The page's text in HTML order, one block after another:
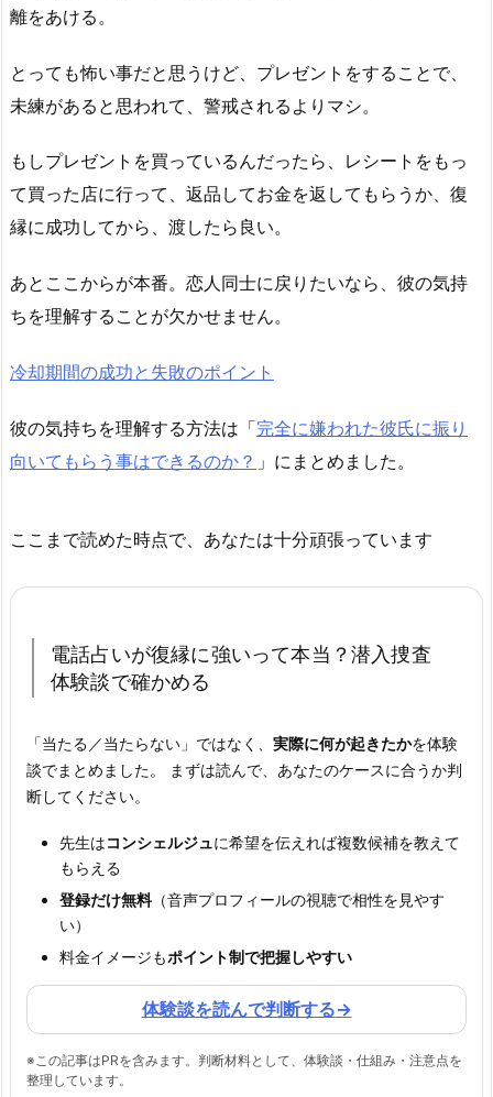
離をあける。
とっても怖い事だと思うけど、プレゼントをすることで、
未練があると思われて、警戒されるよりマシ。
もしプレゼントを買っているんだったら、レシートをもっ
て買った店に行って、返品してお金を返してもらうか、復
縁に成功してから、渡したら良い。
あとここからが本番。恋人同士に戻りたいなら、彼の気持
ちを理解することが欠かせません。
冷却期間の成功と失敗のポイント
彼の気持ちを理解する方法は「完全に嫌われた彼氏に振り
向いてもらう事はできるのか？ 」にまとめました。
ここまで読めた時点で、あなたは十分頑張っています
電話占いが復縁に強いって本当？ 潜入捜査
体験談で確かめる
「当たる／当たらない」ではなく、 実際に何が起きたかを体験
談でまとめました。 まずは読んで、あなたのケースに合うか判
断してください。
先生はコンシェルジュに希望を伝えれば複数候補を教えて
もらえる
登録だけ無料（音声プロフィールの視聴で相性を見やす
い）
料金イメージもポイント制で把握しやすい
体験談を読んで判断する→
※この記事はPRを含みます。判断材料として、体験談・仕組み・注意点を
整理しています。